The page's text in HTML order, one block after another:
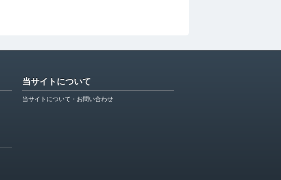
当サイトについて
当サイトについて・お問い合わせ